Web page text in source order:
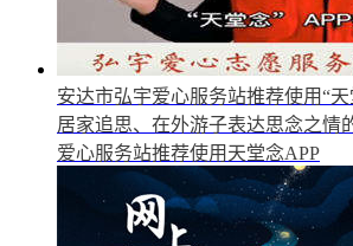
安达市弘宇爱心服务站推荐使用“天
居家追思、在外游子表达思念之情
爱心服务站推荐使用天堂念APP